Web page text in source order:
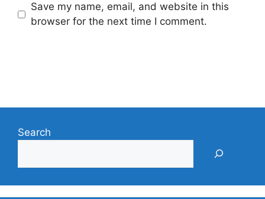
Save my name, email, and website in this
browser for the next time I comment.
Search